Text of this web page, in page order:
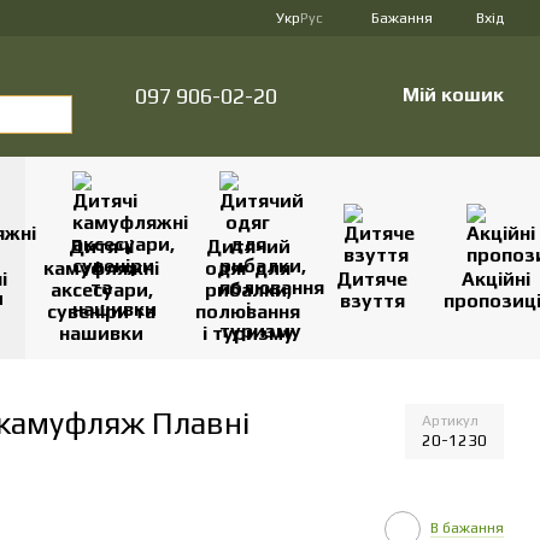
УкрРус Бажання Вхід
097 906-02-20 Мій кошик
Дитячі
камуфляжні
аксесуари,
сувеніри та
нашивки
Дитячий
одяг для
рибалки,
полювання
і туризму
Дитяче
взуття
Акційні
Плавні Артикул
20-1230
В бажання